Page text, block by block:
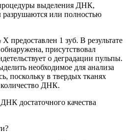
выделения ДНК,
разрушаются или полностью
Х предоставлен 1 зуб. В результате
присутствовал
о деградации пульпы.
необходимое для анализа
поскольку в твердых тканях
ДНК.
достаточного качества